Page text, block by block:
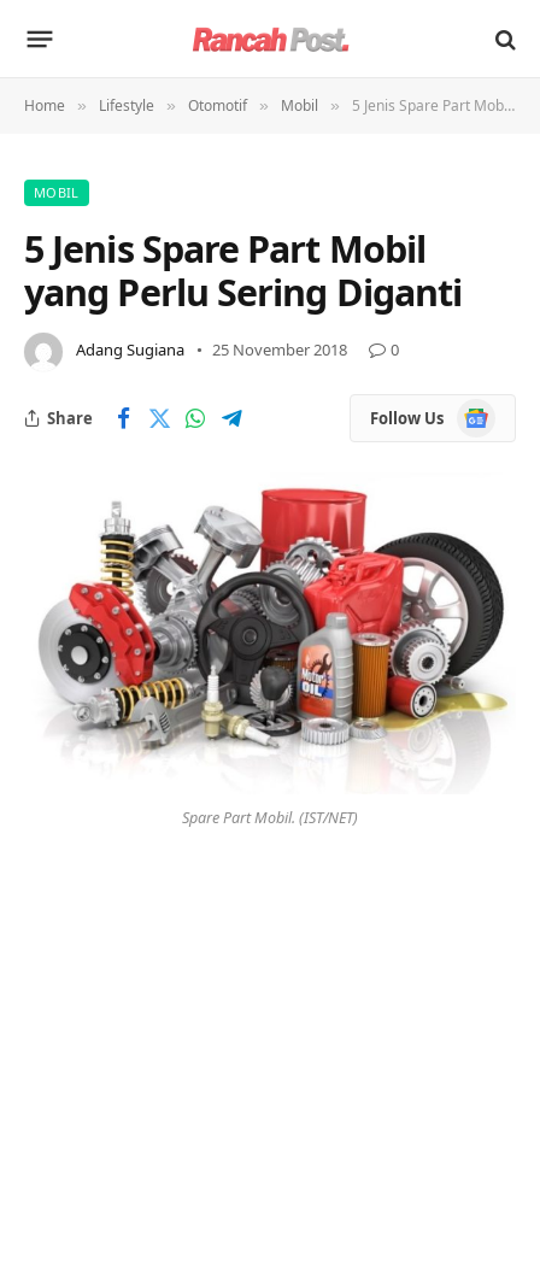
Home » Lifestyle » Otomotif » Mobil » 5 Jenis Spare Part Mobil yang Perlu Sering Diganti
MOBIL
5 Jenis Spare Part Mobil
yang Perlu Sering Diganti
Adang Sugiana 25 November 2018 0
Share Follow Us
Google
News
Spare Part Mobil. (IST/NET)